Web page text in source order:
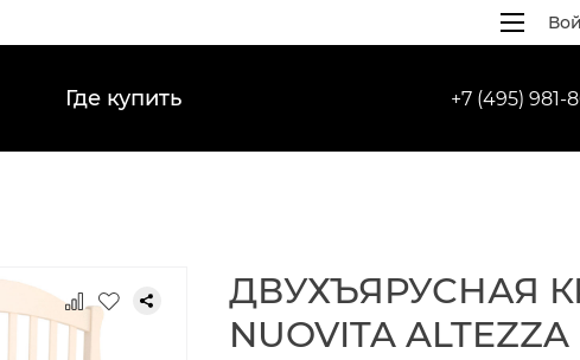
Где купить +7 (495) 981-
ДВУХЪЯРУСНАЯ
NUOVITA